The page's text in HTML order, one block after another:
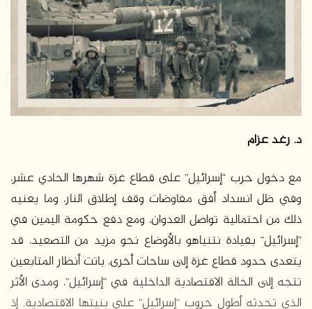
د. رغد عزام
مع دخول حرب “إسرائيل” على قطاع غزة شهرها الحادي عشر،
وفي ظل انسداد أفق مفاوضات وقف إطلاق النار، وما يعنيه
ذلك من احتمالية تواصل العدوان، ومع دفع حكومة اليمين في
“إسرائيل” بقيادة نتنياهو بالأوضاع نحو مزيد من التصعيد، قد
يتعدى حدود قطاع غزة إلى ساحات أخرى، باتت أنظار المتابعين
تتجه إلى الحالة الاقتصادية الداخلية في “إسرائيل”، ومدى الأثر
الذي تحدثه أطول حروب “إسرائيل” على بنيتها الاقتصادية. إذ